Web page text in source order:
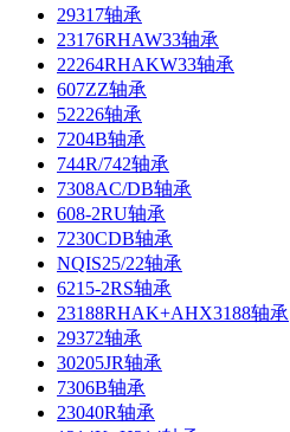
29317轴承
23176RHAW33轴承
22264RHAKW33轴承
607ZZ轴承
52226轴承
7204B轴承
744R/742轴承
7308AC/DB轴承
608-2RU轴承
7230CDB轴承
NQIS25/22轴承
6215-2RS轴承
23188RHAK+AHX3188轴承
29372轴承
30205JR轴承
7306B轴承
23040R轴承